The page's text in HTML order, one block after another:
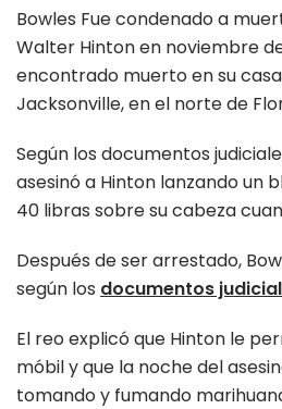
Bowles Fue condenado a
Walter Hinton en noviembre
encontrado muerto en su
Jacksonville, en el norte de
Según los documentos
asesinó a Hinton lanzando un
40 libras sobre su cabeza
Después de ser arrestado,
según los documentos
El reo explicó que Hinton le
móbil y que la noche del
tomando y fumando